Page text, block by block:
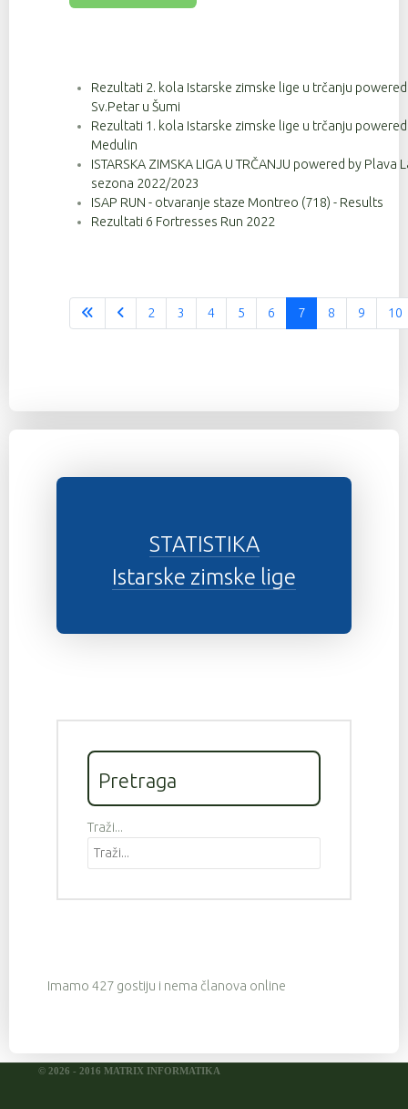
Rezultati 2. kola Istarske zimske lige u trčanju
Sv.Petar u Šumi
Rezultati 1. kola Istarske zimske lige u trčanju
Medulin
ISTARSKA ZIMSKA LIGA U TRČANJU powered by Plava
sezona 2022/2023
ISAP RUN - otvaranje staze Montreo (718) - Results
Rezultati 6 Fortresses Run 2022
2 3 4 5 6 7 8 9 10
STATISTIKA
Istarske zimske lige
Pretraga
Traži...
Imamo 427 gostiju i nema članova online
© 2026 - 2016 MATRIX INFORMATIKA